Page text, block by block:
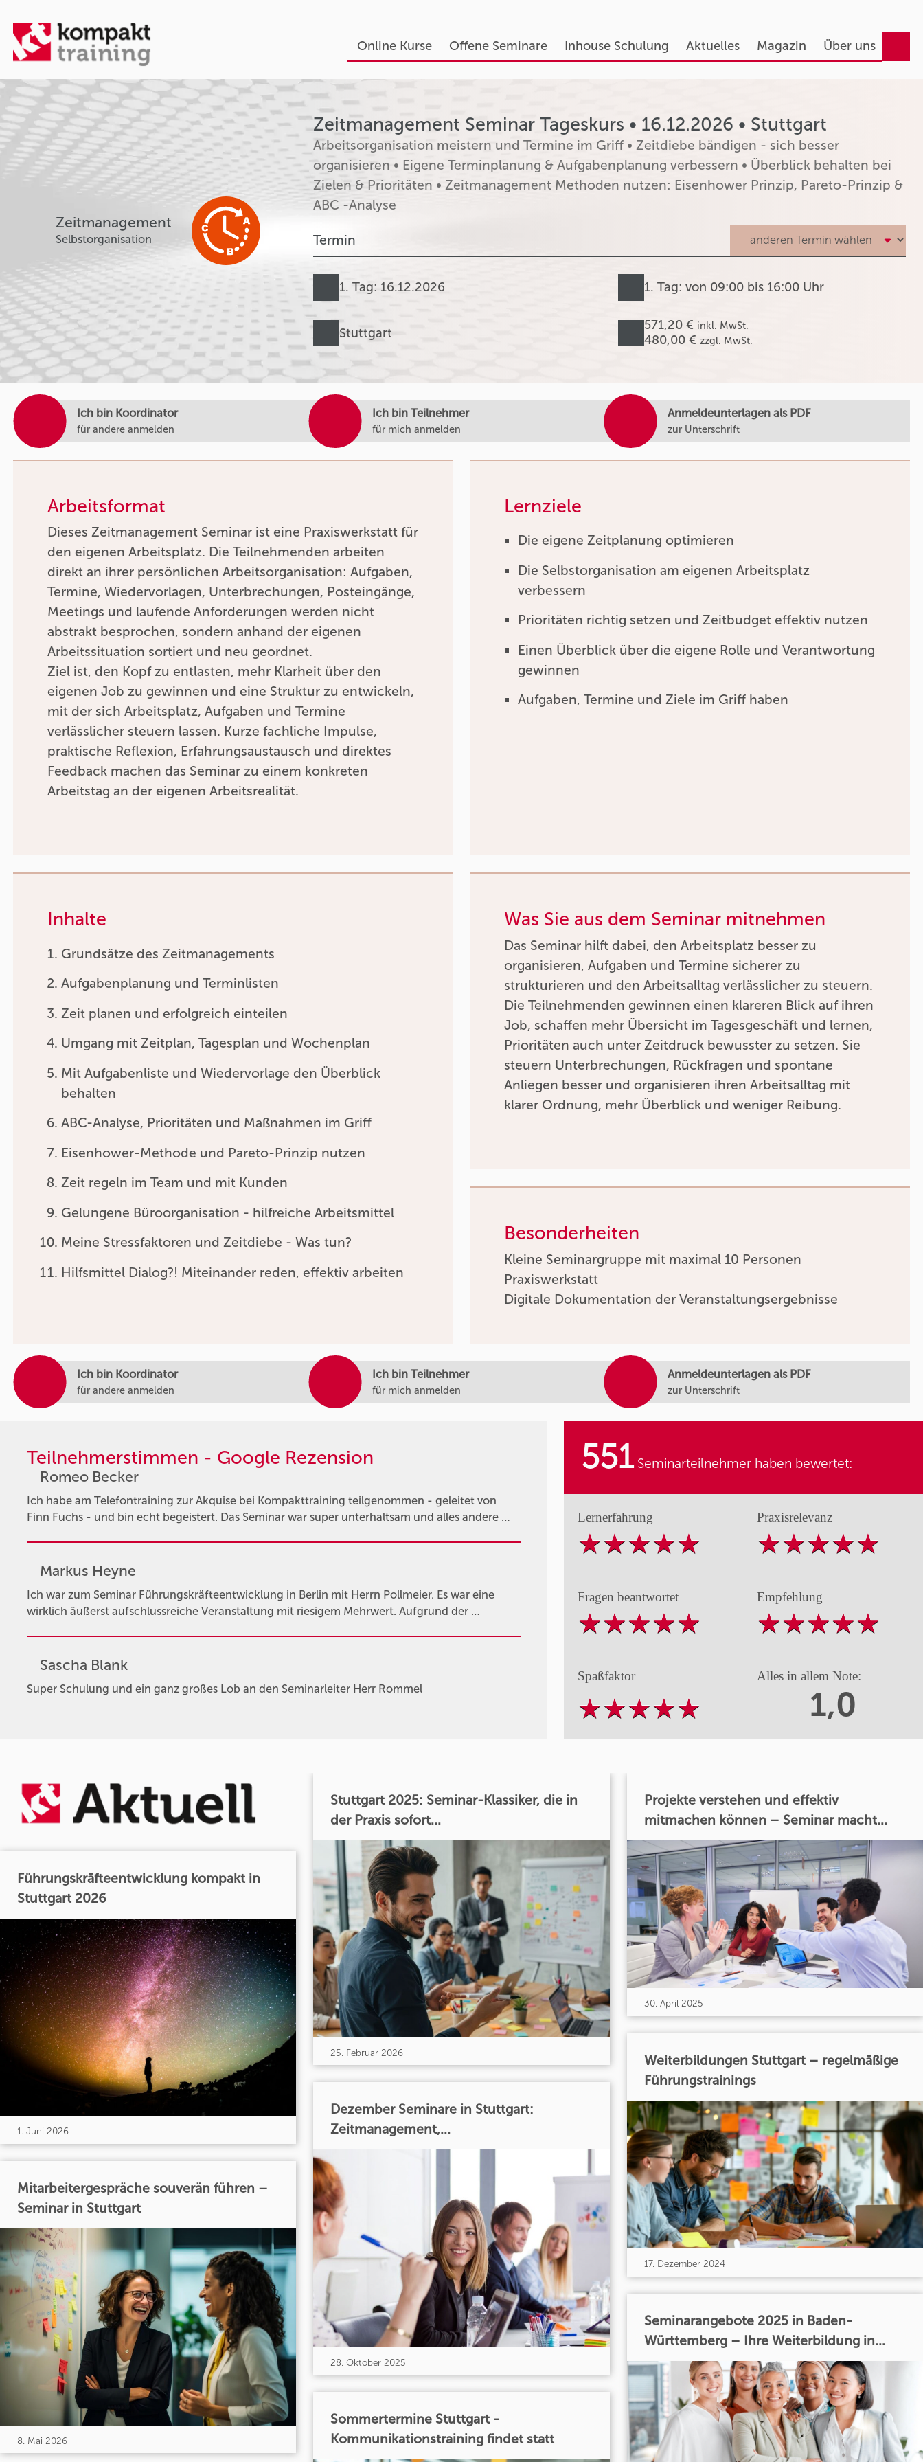
Online Kurse Offene Seminare Inhouse Schulung Aktuelles Magazin Über uns
Zeitmanagement
Selbstorganisation
Zeitmanagement Seminar Tageskurs • 16.12.2026 • Stuttgart
Arbeitsorganisation meistern und Termine im Griff • Zeitdiebe bändigen - sich besser
organisieren • Eigene Terminplanung & Aufgabenplanung verbessern • Überblick behalten bei
Zielen & Prioritäten • Zeitmanagement Methoden nutzen: Eisenhower Prinzip, Pareto-Prinzip &
ABC -Analyse
Termin
1. Tag: 16.12.2026 1. Tag: von 09:00 bis 16:00 Uhr
Stuttgart
571,20 € inkl. MwSt.
480,00 € zzgl. MwSt.
Ich bin Koordinator
für andere anmelden
Ich bin Teilnehmer
für mich anmelden
Anmeldeunterlagen als PDF
zur Unterschrift
Arbeitsformat
Dieses Zeitmanagement Seminar ist eine Praxiswerkstatt für
den eigenen Arbeitsplatz. Die Teilnehmenden arbeiten
direkt an ihrer persönlichen Arbeitsorganisation: Aufgaben,
Termine, Wiedervorlagen, Unterbrechungen, Posteingänge,
Meetings und laufende Anforderungen werden nicht
abstrakt besprochen, sondern anhand der eigenen
Arbeitssituation sortiert und neu geordnet.
Ziel ist, den Kopf zu entlasten, mehr Klarheit über den
eigenen Job zu gewinnen und eine Struktur zu entwickeln,
mit der sich Arbeitsplatz, Aufgaben und Termine
verlässlicher steuern lassen. Kurze fachliche Impulse,
praktische Reflexion, Erfahrungsaustausch und direktes
Feedback machen das Seminar zu einem konkreten
Arbeitstag an der eigenen Arbeitsrealität.
Lernziele
Die eigene Zeitplanung optimieren
Die Selbstorganisation am eigenen Arbeitsplatz
verbessern
Prioritäten richtig setzen und Zeitbudget effektiv nutzen
Einen Überblick über die eigene Rolle und Verantwortung
gewinnen
Aufgaben, Termine und Ziele im Griff haben
Inhalte
Grundsätze des Zeitmanagements
Aufgabenplanung und Terminlisten
Zeit planen und erfolgreich einteilen
Umgang mit Zeitplan, Tagesplan und Wochenplan
Mit Aufgabenliste und Wiedervorlage den Überblick
behalten
ABC-Analyse, Prioritäten und Maßnahmen im Griff
Eisenhower-Methode und Pareto-Prinzip nutzen
Zeit regeln im Team und mit Kunden
Gelungene Büroorganisation - hilfreiche Arbeitsmittel
Meine Stressfaktoren und Zeitdiebe - Was tun?
Hilfsmittel Dialog?! Miteinander reden, effektiv arbeiten
Was Sie aus dem Seminar mitnehmen
Das Seminar hilft dabei, den Arbeitsplatz besser zu
organisieren, Aufgaben und Termine sicherer zu
strukturieren und den Arbeitsalltag verlässlicher zu steuern.
Die Teilnehmenden gewinnen einen klareren Blick auf ihren
Job, schaffen mehr Übersicht im Tagesgeschäft und lernen,
Prioritäten auch unter Zeitdruck bewusster zu setzen. Sie
steuern Unterbrechungen, Rückfragen und spontane
Anliegen besser und organisieren ihren Arbeitsalltag mit
klarer Ordnung, mehr Überblick und weniger Reibung.
Besonderheiten
Kleine Seminargruppe mit maximal 10 Personen
Praxiswerkstatt
Digitale Dokumentation der Veranstaltungsergebnisse
Ich bin Koordinator
für andere anmelden
Ich bin Teilnehmer
für mich anmelden
Anmeldeunterlagen als PDF
zur Unterschrift
Teilnehmerstimmen - Google Rezension
Romeo Becker
Ich habe am Telefontraining zur Akquise bei Kompakttraining teilgenommen - geleitet von
Finn Fuchs - und bin echt begeistert. Das Seminar war super unterhaltsam und alles andere …
Markus Heyne
Ich war zum Seminar Führungskräfteentwicklung in Berlin mit Herrn Pollmeier. Es war eine
wirklich äußerst aufschlussreiche Veranstaltung mit riesigem Mehrwert. Aufgrund der …
Sascha Blank
Super Schulung und ein ganz großes Lob an den Seminarleiter Herr Rommel
551 Seminarteilnehmer haben bewertet:
Lernerfahrung Praxisrelevanz
Fragen beantwortet Empfehlung
Spaßfaktor Alles in allem Note:
1,0
Führungskräfteentwicklung kompakt in
Stuttgart 2026
1. Juni 2026
Mitarbeitergespräche souverän führen –
Seminar in Stuttgart
8. Mai 2026
Stuttgart 2025: Seminar-Klassiker, die in
der Praxis sofort...
25. Februar 2026
Dezember Seminare in Stuttgart:
Zeitmanagement,...
28. Oktober 2025
Sommertermine Stuttgart -
Kommunikationstraining findet statt
Projekte verstehen und effektiv
mitmachen können – Seminar macht...
30. April 2025
Weiterbildungen Stuttgart – regelmäßige
Führungstrainings
17. Dezember 2024
Seminarangebote 2025 in Baden-
Württemberg – Ihre Weiterbildung in...